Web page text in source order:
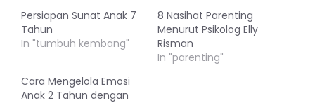
Persiapan Sunat Anak 7
Tahun
In "tumbuh kembang"
8 Nasihat Parenting
Menurut Psikolog Elly
Risman
In "parenting"
Cara Mengelola Emosi
Anak 2 Tahun dengan